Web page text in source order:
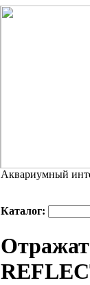
Аквариумный
Каталог: